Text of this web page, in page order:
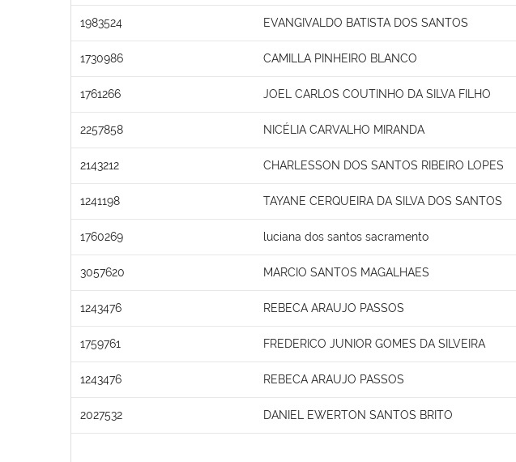
1983524 EVANGIVALDO BATISTA DOS SANTOS
1730986 CAMILLA PINHEIRO BLANCO
1761266 JOEL CARLOS COUTINHO DA SILVA FILHO
2257858 NICÉLIA CARVALHO MIRANDA
2143212 CHARLESSON DOS SANTOS RIBEIRO LOPES
1241198 TAYANE CERQUEIRA DA SILVA DOS SANTOS
1760269 luciana dos santos sacramento
3057620 MARCIO SANTOS MAGALHAES
1243476 REBECA ARAUJO PASSOS
1759761 FREDERICO JUNIOR GOMES DA SILVEIRA
1243476 REBECA ARAUJO PASSOS
2027532 DANIEL EWERTON SANTOS BRITO